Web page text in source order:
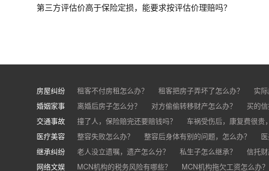
第三方评估价高于保险定损，能要求按评估价理赔吗？
房屋纠纷 租客不付房租怎么办？ 租客把房子弄坏了怎么办？ 实
房东不退押金怎么办？
买房的定金能退吗？ 买的房子
婚姻家事
离婚后房子怎么分？ 对方偷偷转移财产怎么办？ 买的
离婚了公司股权怎么处理？
离婚后财产怎么分？
交通事故
撞了人，保险赔完还要赔钱吗？ 车祸受伤后，康复费很贵
交通事故中，医保和对方赔偿能同时拿吗？
车祸导致人死
医疗美容
整容失败怎么办？ 整容后身体有别的问题，怎么办？
医美机构宣传的与实际结果不符怎么办？
医疗事故怎么赔
医疗器械出问题，怎么办？
继承纠纷
老人没立遗嘱，遗产怎么分？ 私生子怎么继承？ 信托财
基金怎么继承？
股票怎么继承？
网络文娱
MCN机构的税务风险有哪些？ MCN机构拖欠工资怎么办？